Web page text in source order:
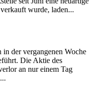
wurde, laden...
der vergangenen Woche
Die Aktie des
an nur einem Tag